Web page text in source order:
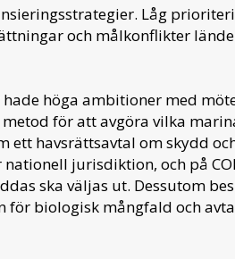
Låg
och målkonflikter
höga ambitioner med
metod för att avgöra vilka
ett havsrättsavtal om skydd
jurisdiktion, och på
ska väljas ut. Dessutom
för biologisk mångfald och